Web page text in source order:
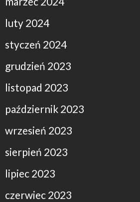
luty 2024
styczeń 2024
grudzień 2023
listopad 2023
październik 2023
wrzesień 2023
sierpień 2023
lipiec 2023
czerwiec 2023